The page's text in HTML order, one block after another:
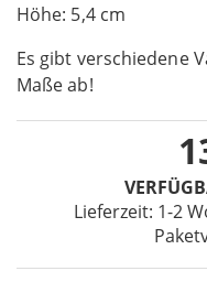
Höhe: 5,4 cm
Es gibt verschiedene
Maße ab!
Lieferzeit: 1-2